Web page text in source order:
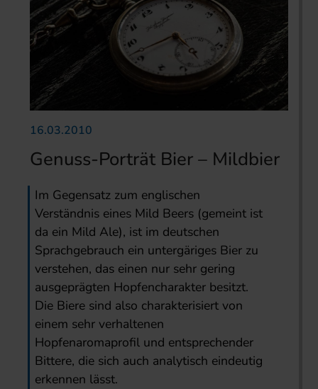
16.03.2010
Genuss-Porträt Bier – Mildbier
Im Gegensatz zum englischen
Verständnis eines Mild Beers (gemeint ist
da ein Mild Ale), ist im deutschen
Sprachgebrauch ein untergäriges Bier zu
verstehen, das einen nur sehr gering
ausgeprägten Hopfencharakter besitzt.
Die Biere sind also charakterisiert von
einem sehr verhaltenen
Hopfenaromaprofil und entsprechender
Bittere, die sich auch analytisch eindeutig
erkennen lässt.